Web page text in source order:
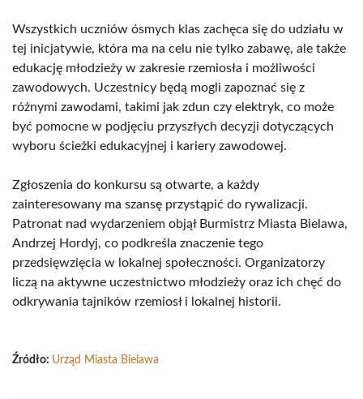
Wszystkich uczniów ósmych klas zachęca się do udziału w
tej inicjatywie, która ma na celu nie tylko zabawę, ale także
edukację młodzieży w zakresie rzemiosła i możliwości
zawodowych. Uczestnicy będą mogli zapoznać się z
różnymi zawodami, takimi jak zdun czy elektryk, co może
być pomocne w podjęciu przyszłych decyzji dotyczących
wyboru ścieżki edukacyjnej i kariery zawodowej.
Zgłoszenia do konkursu są otwarte, a każdy
zainteresowany ma szansę przystąpić do rywalizacji.
Patronat nad wydarzeniem objął Burmistrz Miasta Bielawa,
Andrzej Hordyj, co podkreśla znaczenie tego
przedsięwzięcia w lokalnej społeczności. Organizatorzy
liczą na aktywne uczestnictwo młodzieży oraz ich chęć do
odkrywania tajników rzemiosł i lokalnej historii.
Źródło: Urząd Miasta Bielawa